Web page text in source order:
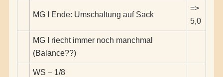
MG I Ende: Umschaltung auf Sack
=>
5,0
MG I riecht immer noch manchmal
(Balance??)
WS – 1/8